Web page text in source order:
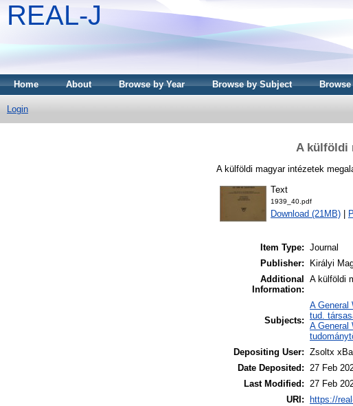
REAL-J
Home About Browse by Year Browse by Subject
Login
A külföldi
A külföldi magyar intézetek
Text
1939_40.pdf
Download (21MB)
Item Type: Journal
Publisher:
Királyi
Additional
Information:
A külföldi
Subjects:
A General
tud.
A General
Depositing User: Zsoltx
Date Deposited: 27 Feb
Last Modified: 27 Feb
URI:
https://